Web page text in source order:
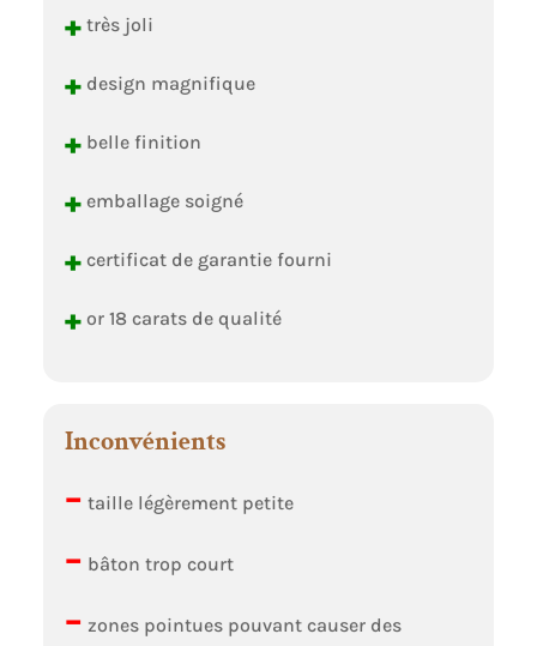
+très joli
+design magnifique
+belle finition
+emballage soigné
+certificat de garantie fourni
+or 18 carats de qualité
Inconvénients
– taille légèrement petite
– bâton trop court
– zones pointues pouvant causer des